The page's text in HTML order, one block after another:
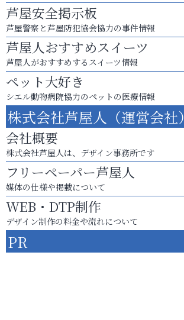
芦屋安全掲示板
芦屋警察と芦屋防犯協会協力の事件情報
芦屋人おすすめスイーツ
芦屋人がおすすめするスイーツ情報
ペット大好き
シエル動物病院協力のペットの医療情報
株式会社芦屋人（運営会社）
会社概要
株式会社芦屋人は、デザイン事務所です
フリーペーパー芦屋人
媒体の仕様や掲載について
WEB・DTP制作
デザイン制作の料金や流れについて
PR